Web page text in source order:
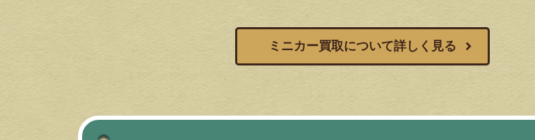
ミニカー買取について詳しく見る